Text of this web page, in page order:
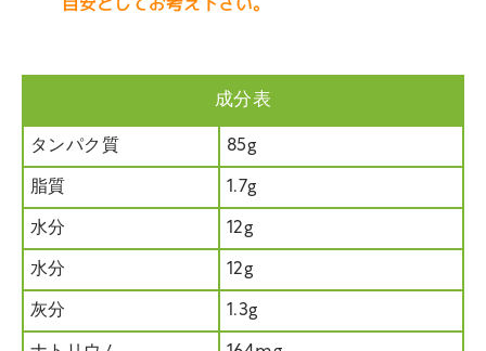
成分表
タンパク質 85g
脂質 1.7g
水分 12g
水分 12g
灰分 1.3g